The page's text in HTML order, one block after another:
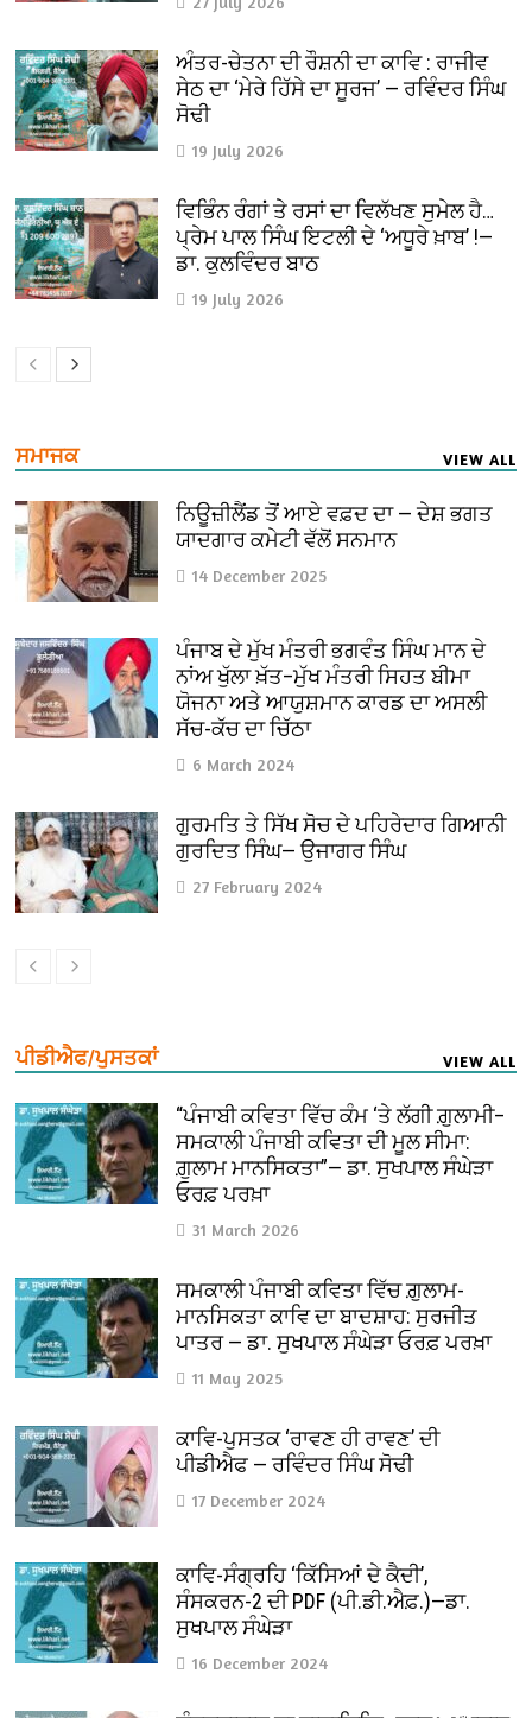
ਅੰਤਰ-ਚੇਤਨਾ ਦੀ ਰੌਸ਼ਨੀ ਦਾ ਕਾਵਿ : ਰਾਜੀਵ
ਸੇਠ ਦਾ ‘ਮੇਰੇ ਹਿੱਸੇ ਦਾ ਸੂਰਜ’ — ਰਵਿੰਦਰ ਸਿੰਘ
ਸੋਢੀ
19 July 2026
ਵਿਭਿੰਨ ਰੰਗਾਂ ਤੇ ਰਸਾਂ ਦਾ ਵਿਲੱਖਣ ਸੁਮੇਲ ਹੈ…
ਪ੍ਰੇਮ ਪਾਲ ਸਿੰਘ ਇਟਲੀ ਦੇ ‘ਅਧੂਰੇ ਖ਼ਾਬ’ !—
ਡਾ. ਕੁਲਵਿੰਦਰ ਬਾਠ
19 July 2026
ਸਮਾਜਕ VIEW ALL
ਨਿਊਜ਼ੀਲੈਂਡ ਤੋਂ ਆਏ ਵਫ਼ਦ ਦਾ — ਦੇਸ਼ ਭਗਤ
ਯਾਦਗਾਰ ਕਮੇਟੀ ਵੱਲੋਂ ਸਨਮਾਨ
14 December 2025
ਪੰਜਾਬ ਦੇ ਮੁੱਖ ਮੰਤਰੀ ਭਗਵੰਤ ਸਿੰਘ ਮਾਨ ਦੇ
ਨਾਂਅ ਖੁੱਲਾ ਖ਼ੱਤ–ਮੁੱਖ ਮੰਤਰੀ ਸਿਹਤ ਬੀਮਾ
ਯੋਜਨਾ ਅਤੇ ਆਯੁਸ਼ਮਾਨ ਕਾਰਡ ਦਾ ਅਸਲੀ
ਸੱਚ-ਕੱਚ ਦਾ ਚਿੱਠਾ
6 March 2024
ਗੁਰਮਤਿ ਤੇ ਸਿੱਖ ਸੋਚ ਦੇ ਪਹਿਰੇਦਾਰ ਗਿਆਨੀ
ਗੁਰਦਿਤ ਸਿੰਘ— ਉਜਾਗਰ ਸਿੰਘ
27 February 2024
ਪੀਡੀਐਫ/ਪੁਸਤਕਾਂ VIEW ALL
“ਪੰਜਾਬੀ ਕਵਿਤਾ ਵਿੱਚ ਕੰਮ ‘ਤੇ ਲੱਗੀ ਗ਼ੁਲਾਮੀ–
ਸਮਕਾਲੀ ਪੰਜਾਬੀ ਕਵਿਤਾ ਦੀ ਮੂਲ ਸੀਮਾ:
ਗ਼ੁਲਾਮ ਮਾਨਸਿਕਤਾ”— ਡਾ. ਸੁਖਪਾਲ ਸੰਘੇੜਾ
ਓਰਫ਼ ਪਰਖ਼ਾ
31 March 2026
ਸਮਕਾਲੀ ਪੰਜਾਬੀ ਕਵਿਤਾ ਵਿੱਚ ਗ਼ੁਲਾਮ-
ਮਾਨਸਿਕਤਾ ਕਾਵਿ ਦਾ ਬਾਦਸ਼ਾਹ: ਸੁਰਜੀਤ
ਪਾਤਰ — ਡਾ. ਸੁਖਪਾਲ ਸੰਘੇੜਾ ਓਰਫ਼ ਪਰਖ਼ਾ
11 May 2025
ਕਾਵਿ-ਪੁਸਤਕ ‘ਰਾਵਣ ਹੀ ਰਾਵਣ’ ਦੀ
ਪੀਡੀਐਫ — ਰਵਿੰਦਰ ਸਿੰਘ ਸੋਢੀ
17 December 2024
ਕਾਵਿ-ਸੰਗ੍ਰਹਿ ‘ਕਿੱਸਿਆਂ ਦੇ ਕੈਦੀ’,
ਸੰਸਕਰਨ-2 ਦੀ PDF (ਪੀ.ਡੀ.ਐਫ਼.)—ਡਾ.
ਸੁਖਪਾਲ ਸੰਘੇੜਾ
16 December 2024